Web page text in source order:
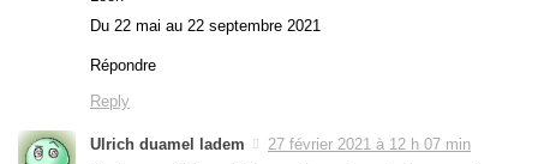
Du 22 mai au 22 septembre 2021
Répondre
Reply
Ulrich duamel ladem
27 février 2021 à 12 h 07 min